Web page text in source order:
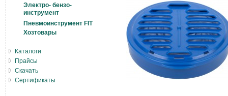
Электро- бензо-
инструмент
Пневмоинструмент FIT
Хозтовары
Каталоги
Прайсы
Скачать
Сертификаты